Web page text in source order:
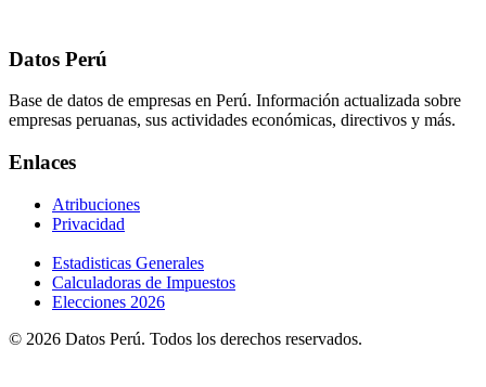
Datos Perú
Base de datos de empresas en Perú. Información actualizada sobre
empresas peruanas, sus actividades económicas, directivos y más.
Enlaces
Atribuciones
Privacidad
Estadisticas Generales
Calculadoras de Impuestos
Elecciones 2026
© 2026 Datos Perú. Todos los derechos reservados.